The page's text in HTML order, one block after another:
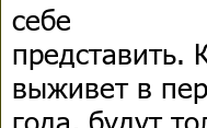
себе
представить.
выживет в